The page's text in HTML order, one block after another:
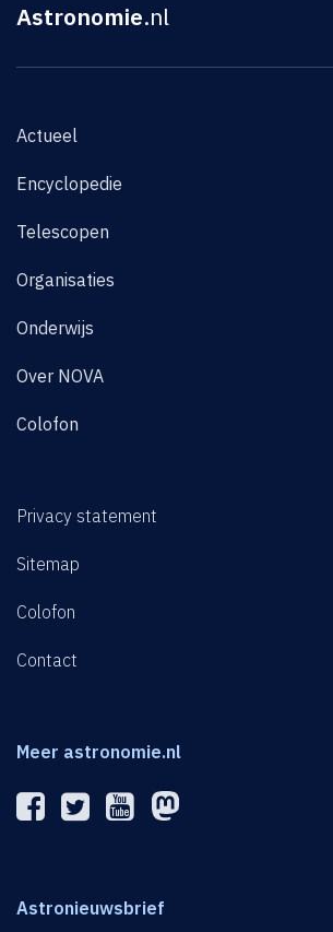
Astronomie.nl
Actueel
Encyclopedie
Telescopen
Organisaties
Onderwijs
Over NOVA
Colofon
Privacy statement
Sitemap
Colofon
Contact
Meer astronomie.nl
Astronieuwsbrief